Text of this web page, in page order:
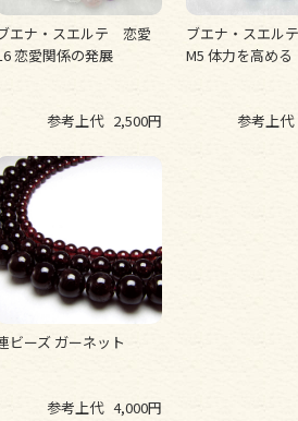
エナ・スエルテ 恋愛
恋愛関係の発展
参考上代 2,500円
ブエナ・スエル
M5 体力を高める
参考上代
ビーズ ガーネット
参考上代 4,000円